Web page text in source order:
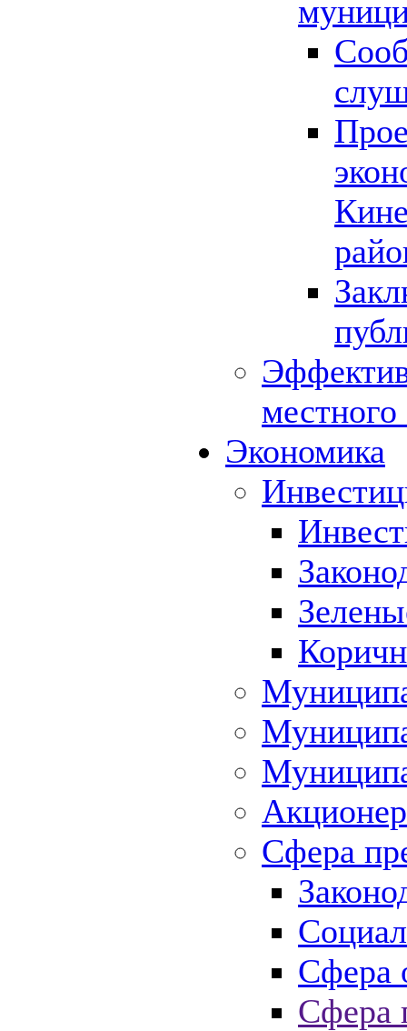
Экономика
Сфера
Сфера
Сфера